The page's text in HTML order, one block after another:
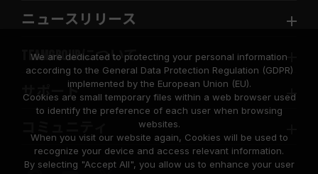
ニュースリリース
TEAMGROUPについて
サポート
We are dedicated to protecting your personal information
according to the General Data Protection Regulation (GDPR)
implemented by the European Union (EU).
Cookies are small temporary files within a web browser used
to identify the preference of each user when browsing
websites.
When you visit our website again, Cookies will be used to
recognize your device and access relevant information.
By selecting "Accept All", you allow us to enhance your user